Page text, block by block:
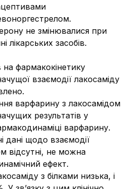
не змінювалися при
лікарських засобів.
фармакокінетику
взаємодії лакосаміду
варфарину з лакосамідом
результатів у
варфарину.
дані щодо взаємодії
відсутні, не можна
ефект.
з білками низька, і